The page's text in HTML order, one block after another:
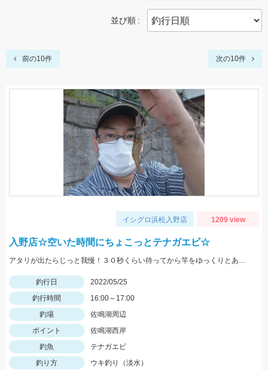
並び順
前の10件 次の10件
イシグロ浜松入野店 1209 view
入野店☆空いた時間にちょこっとテナガエビ☆
アタリが出たらじっと我慢！３０秒くらい待ってから竿をゆっくりとあげましょう。
釣行日
2022/05/25
釣行時間
16:00～17:00
釣場
佐鳴湖周辺
ポイント
佐鳴湖西岸
釣魚
テナガエビ
釣り方
ウキ釣り（淡水）